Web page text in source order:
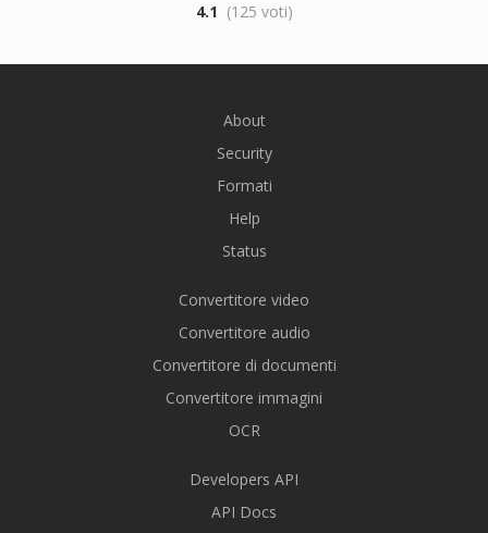
4.1 (125 voti)
About
Security
Formati
Help
Status
Convertitore video
Convertitore audio
Convertitore di documenti
Convertitore immagini
OCR
Developers API
API Docs